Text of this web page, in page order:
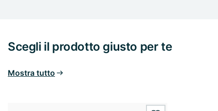
Scegli il prodotto giusto per te
Mostra tutto